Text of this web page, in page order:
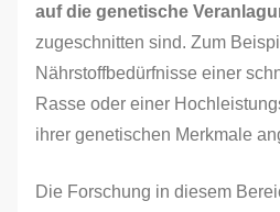
auf die genetische
zugeschnitten sind. Zum
Nährstoffbedürfnisse einer
Rasse oder einer
ihrer genetischen Merkmale
Die Forschung in diesem